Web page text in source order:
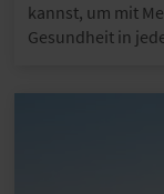
kannst, um mit
Gesundheit in